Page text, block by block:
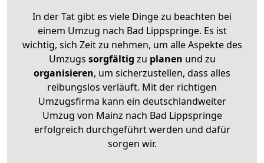
In der Tat gibt es viele Dinge zu beachten bei
einem Umzug nach Bad Lippspringe. Es ist
wichtig, sich Zeit zu nehmen, um alle Aspekte des
Umzugs sorgfältig zu planen und zu
organisieren, um sicherzustellen, dass alles
reibungslos verläuft. Mit der richtigen
Umzugsfirma kann ein deutschlandweiter
Umzug von Mainz nach Bad Lippspringe
erfolgreich durchgeführt werden und dafür
sorgen wir.